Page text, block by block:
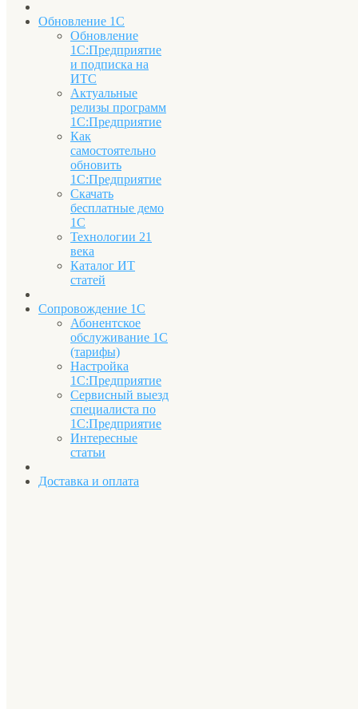
Обновление 1С
Обновление
1С:Предприятие
и подписка на
ИТС
Актуальные
релизы программ
1С:Предприятие
Как
самостоятельно
обновить
1С:Предприятие
Скачать
бесплатные демо
1С
Технологии 21
века
Каталог ИТ
статей
Сопровождение 1С
Абонентское
обслуживание 1С
(тарифы)
Настройка
1С:Предприятие
Сервисный выезд
специалиста по
1С:Предприятие
Интересные
статьи
Доставка и оплата